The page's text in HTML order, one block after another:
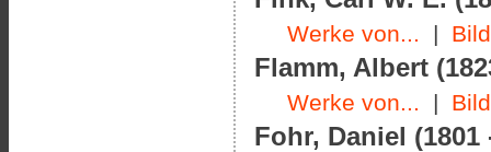
Werke von... |
Flamm, Albert
Werke von... |
Fohr, Daniel (1801